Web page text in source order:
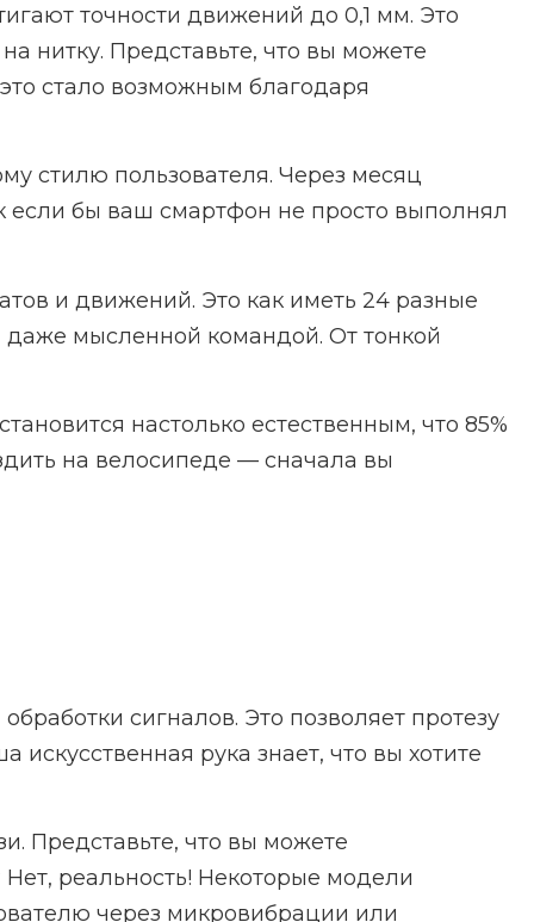
точности движений до 0,1 мм. Это
нитку. Представьте, что вы можете
стало возможным благодаря
стилю пользователя. Через месяц
если бы ваш смартфон не просто выполнял
и движений. Это как иметь 24 разные
мысленной командой. От тонкой
настолько естественным, что 85%
на велосипеде — сначала вы
сигналов. Это позволяет протезу
искусственная рука знает, что вы хотите
Представьте, что вы можете
Нет, реальность! Некоторые модели
через микровибрации или